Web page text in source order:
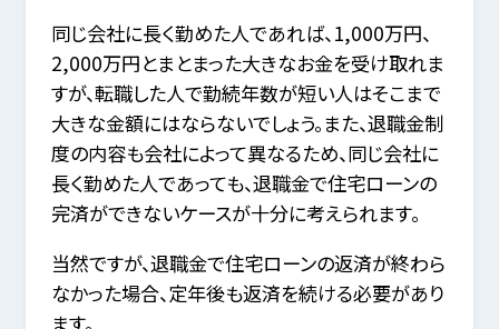
同じ会社に長く勤めた人であれば、1,000万円、
2,000万円とまとまった大きなお金を受け取れま
すが、転職した人で勤続年数が短い人はそこまで
大きな金額にはならないでしょう。また、退職金制
度の内容も会社によって異なるため、同じ会社に
長く勤めた人であっても、退職金で住宅ローンの
完済ができないケースが十分に考えられます。
当然ですが、退職金で住宅ローンの返済が終わら
なかった場合、定年後も返済を続ける必要があり
ます。